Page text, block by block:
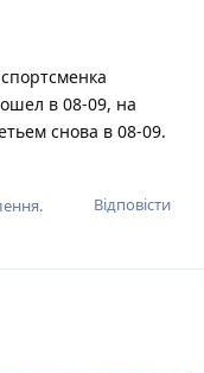
в 08-09, на
снова в 08-09.
Відповісти